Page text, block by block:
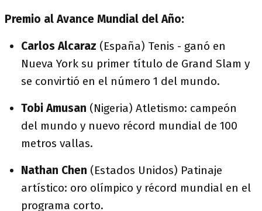
Premio al Avance Mundial del Año:
Carlos Alcaraz (España) Tenis - ganó en
Nueva York su primer título de Grand Slam y
se convirtió en el número 1 del mundo.
Tobi Amusan (Nigeria) Atletismo: campeón
del mundo y nuevo récord mundial de 100
metros vallas.
Nathan Chen (Estados Unidos) Patinaje
artístico: oro olímpico y récord mundial en el
programa corto.